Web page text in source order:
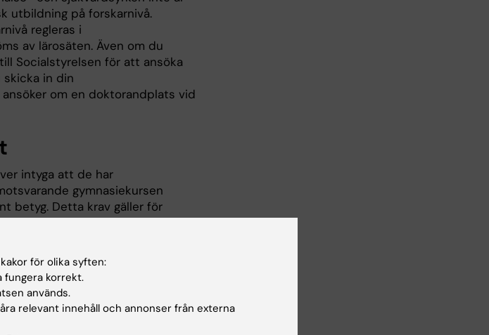
utbildning på forskarnivå.
regleras i
av lärosäten. Även om du
Socialstyrelsen för att ansöka
skicka in din
om en doktorandplats vid
intyga att de har
gymnasiekursen
betyg. Detta krav gäller för
man tidigare studerat i.
med accepterat språktest. Den
länder kan i vissa fall styrka
sätt. Läs mer på vår webbsida
för olika syften:
fungera korrekt.
används.
relevant innehåll och annonser från externa